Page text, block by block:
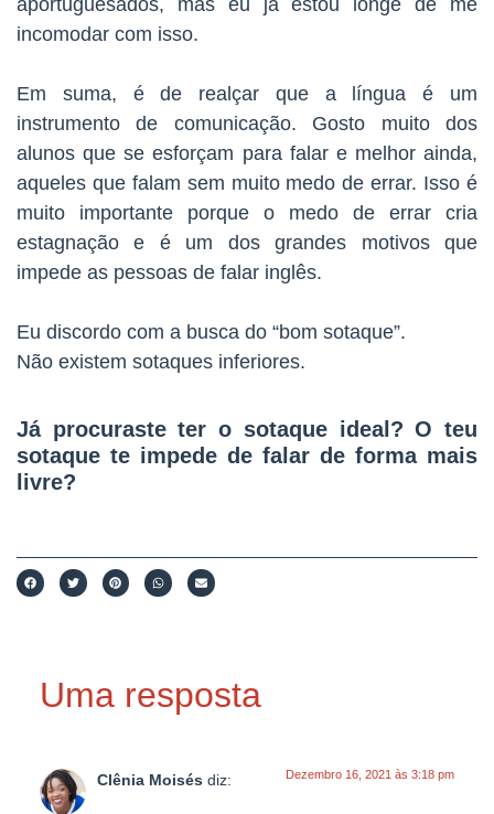
incomodar com isso.
Em suma, é de realçar que a língua é um
instrumento de comunicação. Gosto muito dos
alunos que se esforçam para falar e melhor ainda,
aqueles que falam sem muito medo de errar. Isso é
muito importante porque o medo de errar cria
estagnação e é um dos grandes motivos que
impede as pessoas de falar inglês.
Eu discordo com a busca do “bom sotaque”.
Não existem sotaques inferiores.
Já procuraste ter o sotaque ideal? O teu
sotaque te impede de falar de forma mais
livre?
Uma resposta
Clênia Moisés diz: Dezembro 16, 2021 às 3:18 pm